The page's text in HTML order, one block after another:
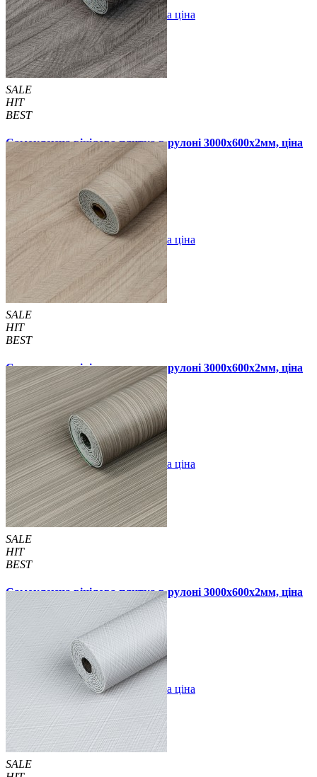
Купити В закладки Оптова ціна
SALE
HIT
BEST
Самоклеюча вінілова плитка в рулоні 3000х600х2мм, ціна
за 1 шт. (СВП-2026)
690 грн. 1190 грн.
В закладки Оптова ціна
SALE
HIT
BEST
Самоклеюча вінілова плитка в рулоні 3000х600х2мм, ціна
за 1 шт. (СВП-2028)
790 грн. 1190 грн.
Купити В закладки Оптова ціна
SALE
HIT
BEST
Самоклеюча вінілова плитка в рулоні 3000х600х2мм, ціна
за 1 шт. (СВП-2029)
790 грн. 1190 грн.
Купити В закладки Оптова ціна
SALE